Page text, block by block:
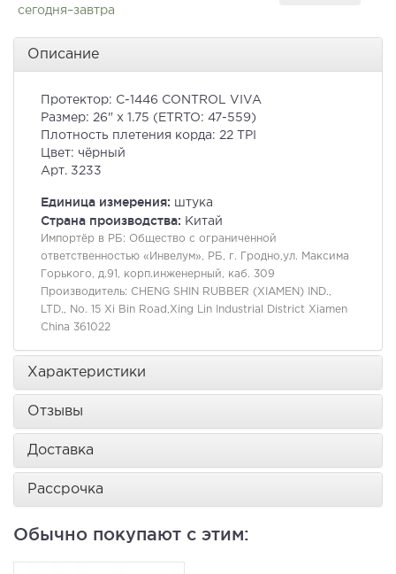
сегодня–завтра
Описание
Протектор: C-1446 CONTROL VIVA
Размер: 26" х 1.75 (ETRTO: 47-559)
Плотность плетения корда: 22 TPI
Цвет: чёрный
Арт. 3233
Единица измерения: штука
Страна производства: Китай
Импортёр в РБ: Общество с ограниченной
ответственностью «Инвелум», РБ, г. Гродно,ул. Максима
Горького, д.91, корп.инженерный, каб. 309
Производитель: CHENG SHIN RUBBER (XIAMEN) IND.,
LTD., No. 15 Xi Bin Road,Xing Lin Industrial District Xiamen
China 361022
Характеристики
Отзывы
Доставка
Рассрочка
Обычно покупают с этим: